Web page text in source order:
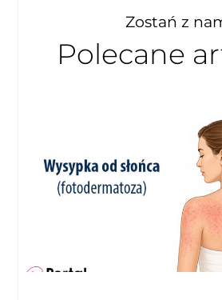
Zostań z
Polecane